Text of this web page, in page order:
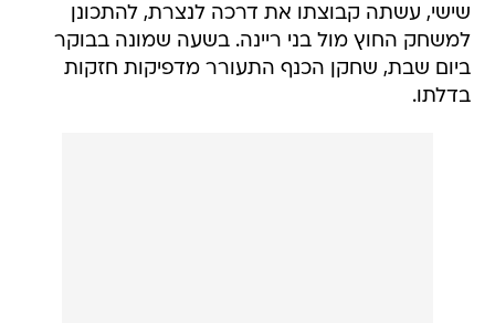
שישי, עשתה קבוצתו את דרכה לנצרת, להתכונן
למשחק החוץ מול בני ריינה. בשעה שמונה בבוקר
ביום שבת, שחקן הכנף התעורר מדפיקות חזקות
בדלתו.